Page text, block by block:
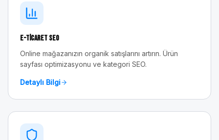
E-Ticaret SEO
Online mağazanızın organik satışlarını artırın. Ürün
sayfası optimizasyonu ve kategori SEO.
Detaylı Bilgi